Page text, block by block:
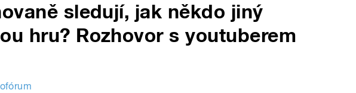
sledují, jak někdo jiný
hru? Rozhovor s youtuberem